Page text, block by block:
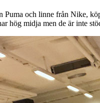
Puma och linne från Nike,
hög midja men de är inte